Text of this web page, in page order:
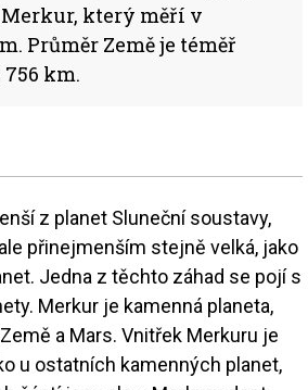
který měří v
Průměr Země je téměř
km.
z planet Sluneční soustavy,
přinejmenším stejně velká, jako
Jedna z těchto záhad se pojí s
Merkur je kamenná planeta,
a Mars. Vnitřek Merkuru je
u ostatních kamenných planet,